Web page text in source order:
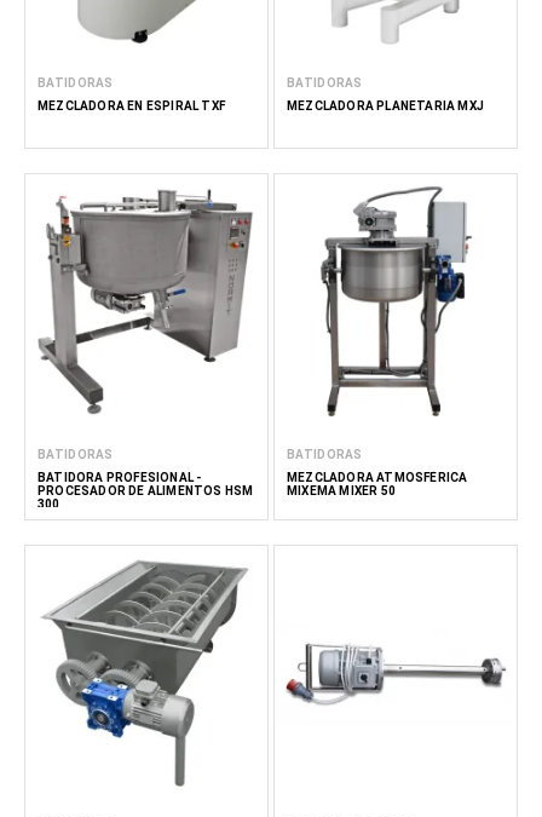
BATIDORAS
MEZCLADORA EN ESPIRAL TXF
BATIDORAS
MEZCLADORA PLANETARIA MXJ
BATIDORAS
BATIDORA PROFESIONAL -
PROCESADOR DE ALIMENTOS HSM
300
BATIDORAS
MEZCLADORA ATMOSFÉRICA
MIXEMA MIXER 50